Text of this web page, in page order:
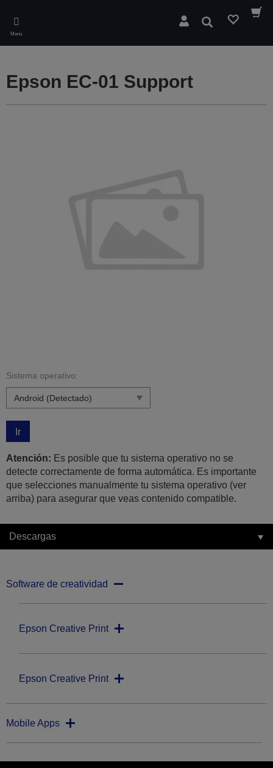
main
content
Menú
Buscar
Epson EC-01 Support
Sistema operativo:
Ir
Atención: Es posible que tu sistema operativo no se
detecte correctamente de forma automática. Es importante
que selecciones manualmente tu sistema operativo (ver
arriba) para asegurar que veas contenido compatible.
Descargas
Software de creatividad
Epson Creative Print
Epson Creative Print
Mobile Apps